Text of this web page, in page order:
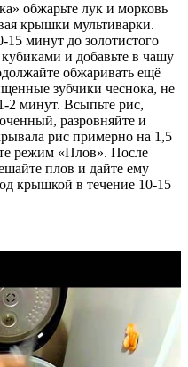
обжарьте лук и морковь
крышки мультиварки.
минут до золотистого
и добавьте в чашу
обжаривать ещё
зубчики чеснока, не
2 минут. Всыпьте рис,
разровняйте и
рис примерно на 1,5
режим «Плов». После
плов и дайте ему
крышкой в течение 10-15